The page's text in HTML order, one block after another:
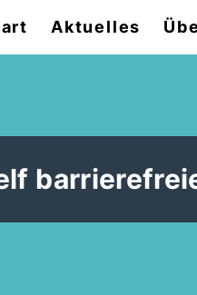
Aktuelles